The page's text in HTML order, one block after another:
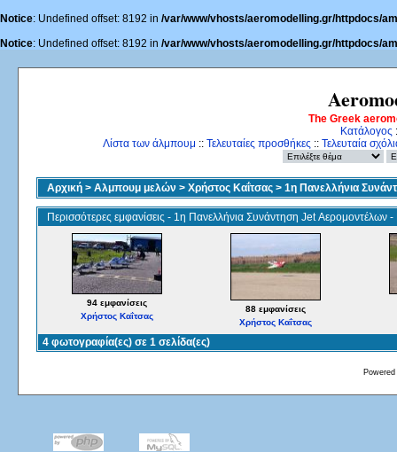
Notice: Undefined offset: 8192 in /var/www/vhosts/aeromodelling.gr/httpdocs/
Notice: Undefined offset: 8192 in /var/www/vhosts/aeromodelling.gr/httpdocs/
The Greek
Κατάλογος
Λίστα των άλμπουμ :: Τελευταίες προσθήκες :: Τελευταία
Αρχική > Αλμπουμ μελών > Χρήστος Καΐτσας > 1η Πανελλήνια
Περισσότερες εμφανίσεις - 1η Πανελλήνια Συνάντηση Jet Αερομοντέλων
94 εμφανίσεις
Χρήστος Καΐτσας
88 εμφανίσεις
Χρήστος Καΐτσας
4 φωτογραφία(ες) σε 1 σελίδα(ες)